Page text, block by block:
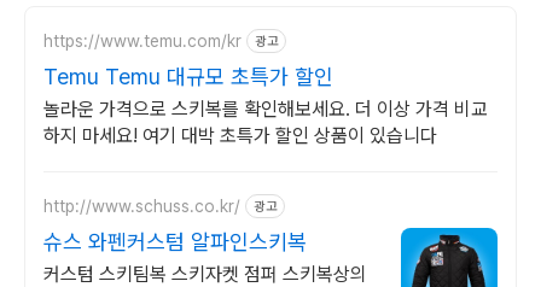
https://www.temu.com/kr 광고
Temu Temu 대규모 초특가 할인
놀라운 가격으로 스키복를 확인해보세요. 더 이상 가격 비교
하지 마세요! 여기 대박 초특가 할인 상품이 있습니다
http://www.schuss.co.kr/ 광고
슈스 와펜커스텀 알파인스키복
커스텀 스키팀복 스키자켓 점퍼 스키복상의